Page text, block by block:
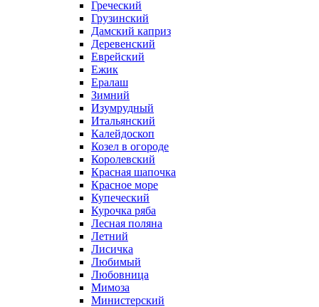
Греческий
Грузинский
Дамский каприз
Деревенский
Еврейский
Ежик
Ералаш
Зимний
Изумрудный
Итальянский
Калейдоскоп
Козел в огороде
Королевский
Красная шапочка
Красное море
Купеческий
Курочка ряба
Лесная поляна
Летний
Лисичка
Любимый
Любовница
Мимоза
Министерский